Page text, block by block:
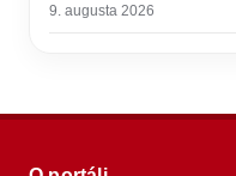
9. augusta 2026